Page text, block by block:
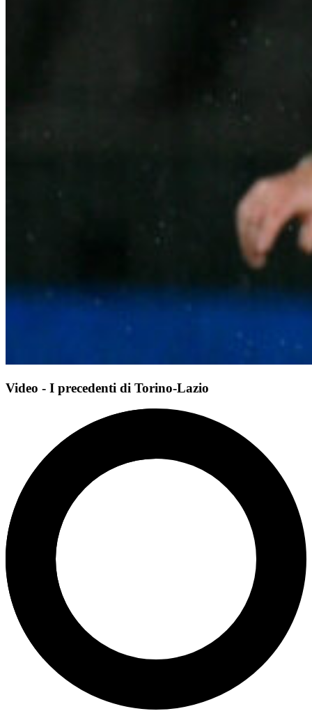
Video - I precedenti di Torino-Lazio